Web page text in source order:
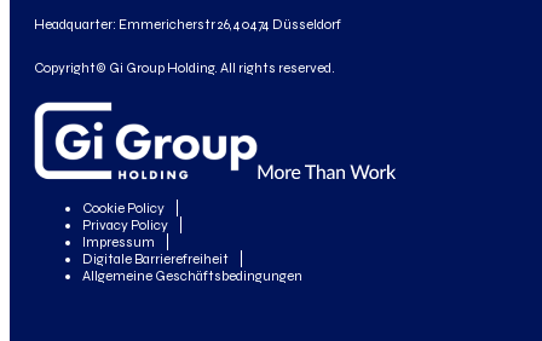
Headquarter: Emmericherstr 26, 40474 Düsseldorf
Copyright© Gi Group Holding. All rights reserved.
Cookie Policy
Privacy Policy
Impressum
Digitale Barrierefreiheit
Allgemeine Geschäftsbedingungen